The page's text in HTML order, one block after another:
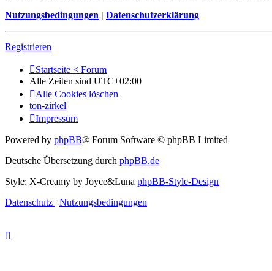
Nutzungsbedingungen | Datenschutzerklärung
Registrieren
Startseite < Forum
Alle Zeiten sind UTC+02:00
Alle Cookies löschen
ton-zirkel
Impressum
Powered by phpBB® Forum Software © phpBB Limited
Deutsche Übersetzung durch phpBB.de
Style: X-Creamy by Joyce&Luna phpBB-Style-Design
Datenschutz | Nutzungsbedingungen